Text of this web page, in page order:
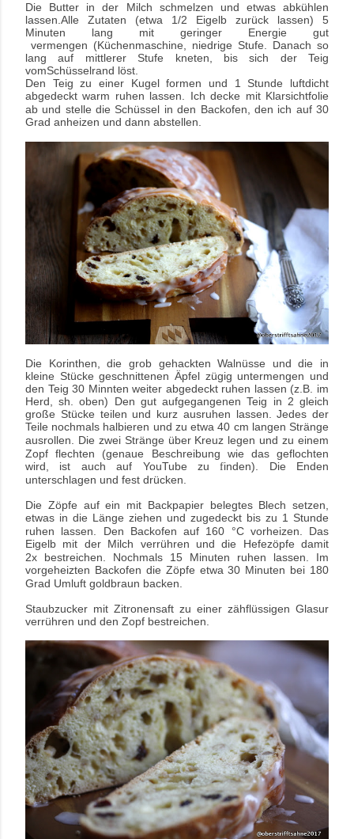
Die Butter in der Milch schmelzen und etwas abkühlen
lassen.Alle Zutaten (etwa 1/2 Eigelb zurück lassen) 5
Minuten lang mit geringer Energie gut
vermengen (Küchenmaschine, niedrige Stufe. Danach so
lang auf mittlerer Stufe kneten, bissich der Teig
vomSchüsselrand löst.
Den Teig zu einer Kugel formen und 1 Stunde luftdicht
abgedeckt warm ruhen lassen. Ich decke mit Klarsichtfolie
ab und stelle die Schüssel in den Backofen, den ich auf 30
Grad anheizen und dann abstellen.
Die Korinthen, die grob gehackten Walnüsse und die in
kleine Stücke geschnittenen Äpfel zügig untermengen und
den Teig 30 Minnten weiter abgedeckt ruhen lassen (z.B. im
Herd, sh. oben) Den gut aufgegangenen Teig in 2 gleich
große Stücke teilen und kurz ausruhen lassen. Jedes der
Teile nochmals halbieren und zu etwa 40 cm langen Stränge
ausrollen. Die zwei Stränge über Kreuz legen und zu einem
Zopf flechten (genaue Beschreibung wie das geflochten
wird,
ist auch auf YouTube zufinden). Die Enden
unterschlagen und fest drücken.
Die Zöpfe auf ein mit Backpapier belegtes Blech setzen,
etwas in die Länge ziehen und zugedeckt bis zu 1 Stunde
ruhen lassen. Den Backofen auf 160 °C vorheizen. Das
Eigelb mit der Milch verrühren und die
Hefezöpfe damit
2x bestreichen. Nochmals 15 Minuten ruhen lassen. Im
vorgeheizten Backofen die Zöpfe etwa 30 Minuten bei 180
Grad Umluft goldbraun backen.
Staubzucker mit Zitronensaft zu einer zähflüssigen Glasur
verrühren und den Zopf bestreichen.